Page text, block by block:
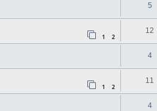
5
1 2
12
4
1 2
11
4